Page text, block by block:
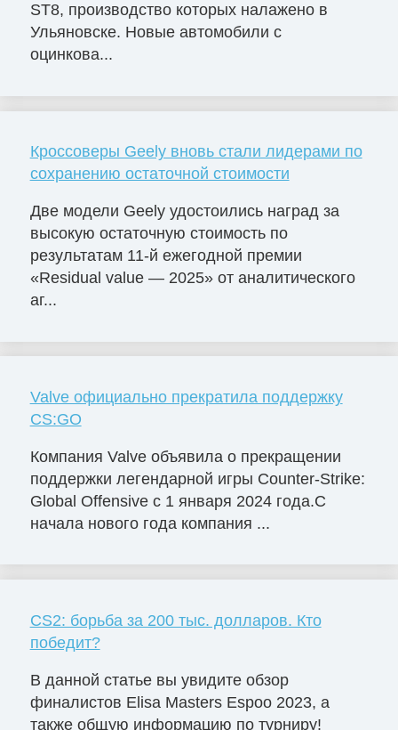
ST8, производство которых налажено в
Ульяновске. Новые автомобили с
оцинкова...
Кроссоверы Geely вновь стали лидерами по
сохранению остаточной стоимости
Две модели Geely удостоились наград за
высокую остаточную стоимость по
результатам 11-й ежегодной премии
«Residual value — 2025» от аналитического
аг...
Valve официально прекратила поддержку
CS:GO
Компания Valve объявила о прекращении
поддержки легендарной игры Counter-Strike:
Global Offensive с 1 января 2024 года.С
начала нового года компания ...
CS2: борьба за 200 тыс. долларов. Кто
победит?
В данной статье вы увидите обзор
финалистов Elisa Masters Espoо 2023, а
также общую информацию по турниру!